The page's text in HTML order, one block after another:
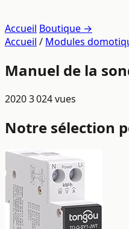
Accueil Boutique →
Accueil / Modules
Manuel de la
20203 024 vues
Notre sélection